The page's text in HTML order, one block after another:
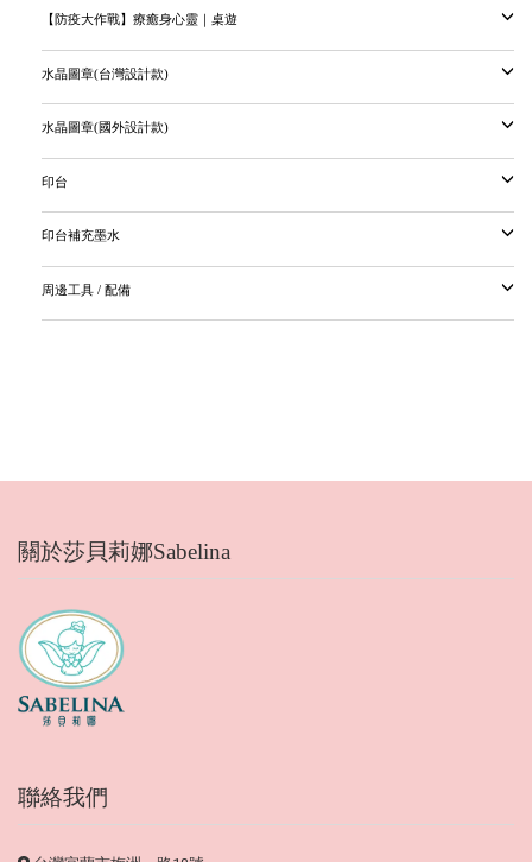
【防疫大作戰】療癒身心靈｜桌遊
水晶圖章(台灣設計款)
水晶圖章(國外設計款)
印台
印台補充墨水
周邊工具 / 配備
關於莎貝莉娜Sabelina
聯絡我們